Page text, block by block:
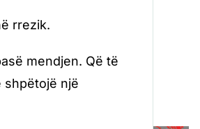
rrezik.
mendjen. Që të
shpëtojë një